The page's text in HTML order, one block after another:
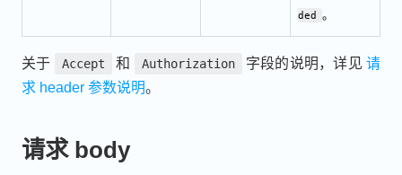
ded
。
关于 Accept 和 Authorization 字段的说明，详见 请
求 header 参数说明。
请求 body